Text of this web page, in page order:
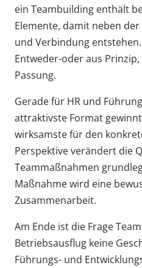
ein Teambuilding enthält
Elemente, damit neben
und Verbindung
Entweder-oder aus
Passung.
Gerade für HR und
attraktivste Format
wirksamste für den
Perspektive verändert die
Teammaßnahmen
Maßnahme wird eine
Zusammenarbeit.
Am Ende ist die Frage
Betriebsausflug keine
Führungs- und